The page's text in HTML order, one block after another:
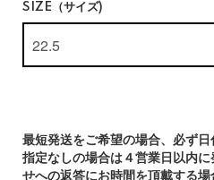
SIZE（サイズ)
最短発送をご希望の場合、必ず日
指定なしの場合は４営業日以内
せへの返答にお時間を頂戴する場